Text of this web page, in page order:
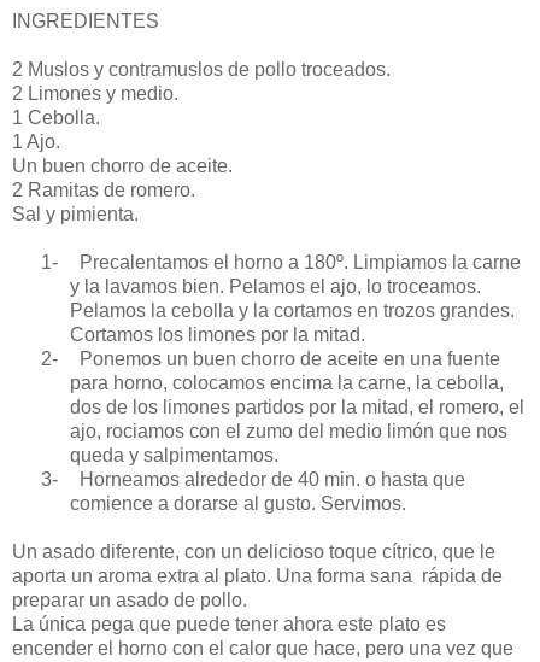
INGREDIENTES
2 Muslos y contramuslos de pollo troceados.
2 Limones y medio.
1 Cebolla.
1 Ajo.
Un buen chorro de aceite.
2 Ramitas de romero.
Sal y pimienta.
1-
Precalentamos el horno a 180º. Limpiamos la carne
y la lavamos bien. Pelamos el ajo, lo troceamos.
Pelamos la cebolla y la cortamos en trozos grandes.
Cortamos los limones por la mitad.
2-
Ponemos un buen chorro de aceite en una fuente
para horno, colocamos encima la carne, la cebolla,
dos de los limones partidos por la mitad, el romero, el
ajo, rociamos con el zumo del medio limón que nos
queda y salpimentamos.
3-
Horneamos alrededor de 40 min. o hasta que
comience a dorarse al gusto. Servimos.
Un asado diferente, con un delicioso toque cítrico, que le
aporta un aroma extra al plato. Una forma sana rápida de
preparar un asado de pollo.
La única pega que puede tener ahora este plato es
encender el horno con el calor que hace, pero una vez que